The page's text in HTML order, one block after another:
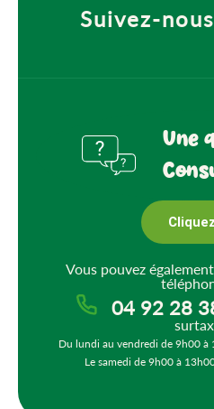
Suivez-nous
Une
Vous pouvez
04 92 28
Du lundi au vendredi de 9h00
Le samedi de 9h00 à